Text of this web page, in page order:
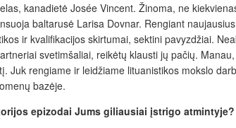
kanadietė Josée Vincent. Žinoma, ne
baltarusė Larisa Dovnar. Rengiant
ir kvalifikacijos skirtumai, sektini pavyzdžiai.
svetimšaliai, reikėtų klausti jų pačių.
Juk rengiame ir leidžiame lituanistikos mokslo
bazėje.
epizodai Jums giliausiai įstrigo atmintyje?